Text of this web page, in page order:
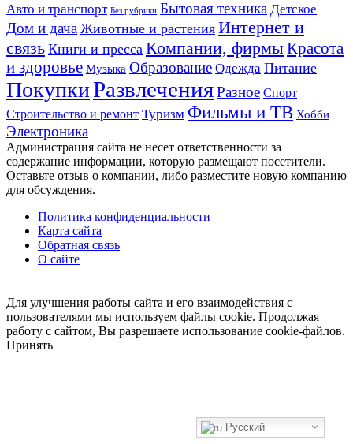
Авто и транспорт Без рубрики Бытовая техника Детское
Дом и дача Животные и растения Интернет и
связь Книги и пресса Компании, фирмыКрасота
и здоровье Музыка Образование Одежда Питание
ПокупкиРазвлеченияРазное Спорт
Строительство и ремонт Туризм Фильмы и ТВ Хобби
Электроника
Администрация сайта не несет ответственности за
содержание информации, которую размещают посетители.
Оставьте отзыв о компании, либо разместите новую компанию
для обсуждения.
Политика конфиденциальности
Карта сайта
Обратная связь
О сайте
«Наверх»
Русский
Для улучшения работы сайта и его взаимодействия с
пользователями мы используем файлы cookie. Продолжая
работу с сайтом, Вы разрешаете использование cookie-файлов.
Принять